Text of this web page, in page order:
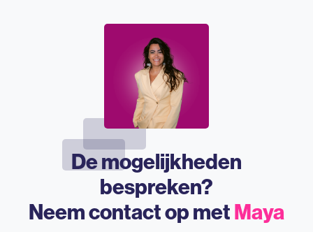
De mogelijkheden
bespreken?
Neem contact op metMaya